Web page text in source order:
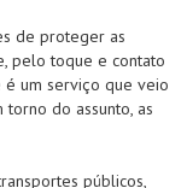
de proteger as
pelo toque e contato
é um serviço que veio
do assunto, as
públicos,